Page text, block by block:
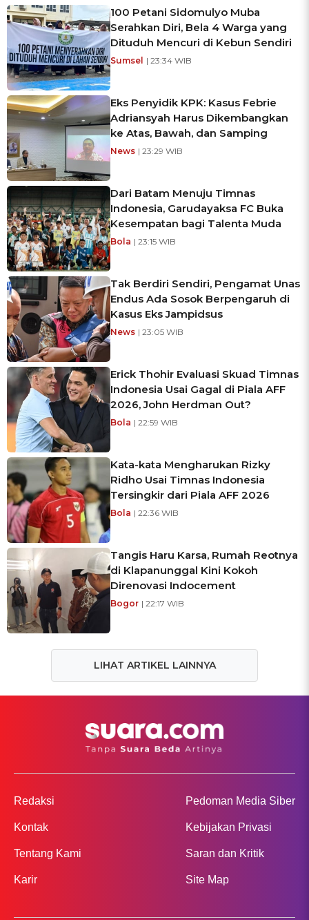
100 Petani Sidomulyo Muba
Serahkan Diri, Bela 4 Warga yang
Dituduh Mencuri di Kebun Sendiri
Sumsel | 23:34 WIB
Eks Penyidik KPK: Kasus Febrie
Adriansyah Harus Dikembangkan
ke Atas, Bawah, dan Samping
News | 23:29 WIB
Dari Batam Menuju Timnas
Indonesia, Garudayaksa FC Buka
Kesempatan bagi Talenta Muda
Bola | 23:15 WIB
Tak Berdiri Sendiri, Pengamat Unas
Endus Ada Sosok Berpengaruh di
Kasus Eks Jampidsus
News | 23:05 WIB
Erick Thohir Evaluasi Skuad Timnas
Indonesia Usai Gagal di Piala AFF
2026, John Herdman Out?
Bola | 22:59 WIB
Kata-kata Mengharukan Rizky
Ridho Usai Timnas Indonesia
Tersingkir dari Piala AFF 2026
Bola | 22:36 WIB
Tangis Haru Karsa, Rumah Reotnya
di Klapanunggal Kini Kokoh
Direnovasi Indocement
Bogor | 22:17 WIB
LIHAT ARTIKEL LAINNYA
Redaksi
Kontak
Tentang Kami
Karir
Pedoman Media Siber
Kebijakan Privasi
Saran dan Kritik
Site Map